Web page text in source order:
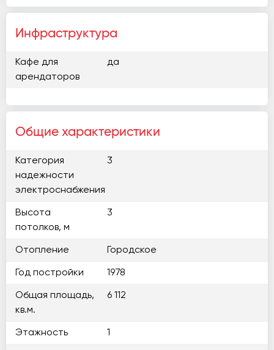
Инфраструктура
Кафе для
арендаторов
да
Общие характеристики
Категория
надежности
электроснабжения
3
Высота
потолков, м
3
Отопление Городское
Год постройки 1978
Общая площадь,
кв.м.
6 112
Этажность 1